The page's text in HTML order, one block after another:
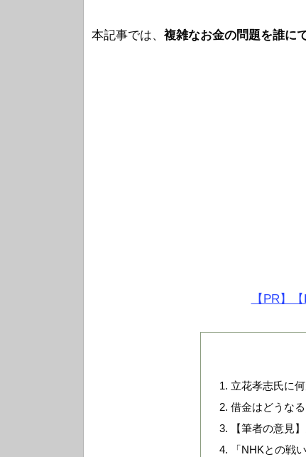
本記事では、 複雑なお金の問題を誰に
【PR】
立花孝志氏に
借金はどうな
【筆者の意見
「NHKとの戦